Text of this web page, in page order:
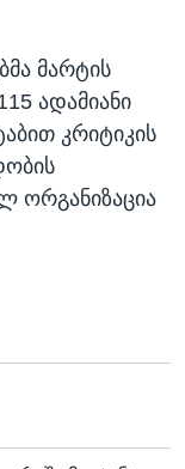
მარტის
ადამიანი
კრიტიკის
ორგანიზაცია